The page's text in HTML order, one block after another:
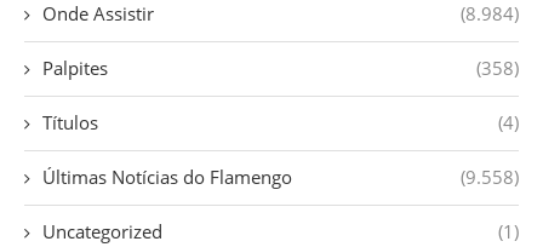
Onde Assistir (8.984)
Palpites (358)
Títulos (4)
Últimas Notícias do Flamengo (9.558)
Uncategorized (1)